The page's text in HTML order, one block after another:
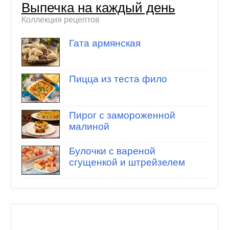
Выпечка на каждый день
Коллекция рецептов
Гата армянская
Пицца из теста фило
Пирог с замороженной
малиной
Булочки с вареной
сгущенкой и штрейзелем